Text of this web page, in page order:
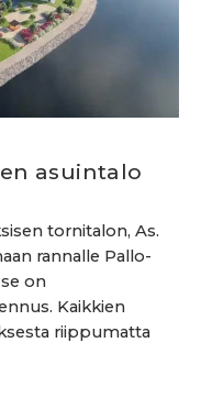
asuintalo
tornitalon, As.
rannalle Pallo-
on
Kaikkien
riippumatta